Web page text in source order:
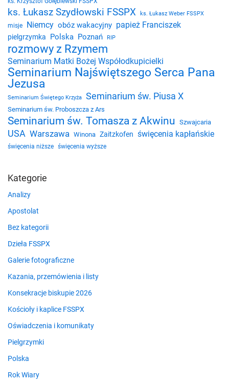
ks. Łukasz Szydłowski FSSPX ks. Łukasz Weber FSSPX
misje Niemcy obóz wakacyjny papież Franciszek
pielgrzymka Polska Poznań RIP
rozmowy z Rzymem
Seminarium Matki Bożej Współodkupicielki
Seminarium Najświętszego Serca Pana
Jezusa
Seminarium Świętego Krzyża Seminarium św. Piusa X
Seminarium św. Proboszcza z Ars
Seminarium św. Tomasza z Akwinu Szwajcaria
USA Warszawa Winona Zaitzkofen święcenia kapłańskie
święcenia niższe święcenia wyższe
Kategorie
Analizy
Apostolat
Bez kategorii
Dzieła FSSPX
Galerie fotograficzne
Kazania, przemówienia i listy
Konsekracje biskupie 2026
Kościoły i kaplice FSSPX
Oświadczenia i komunikaty
Pielgrzymki
Polska
Rok Wiary